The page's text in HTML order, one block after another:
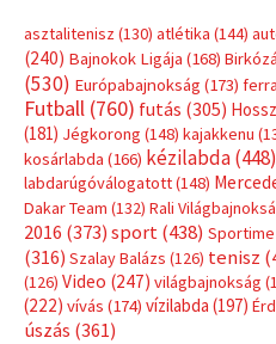
asztalitenisz (130) atlétika (144)
(240) Bajnokok Ligája (168)
(530) Európabajnokság (173)
Futball (760) futás (305)
(181) Jégkorong (148) kajakkenu
kosárlabda (166) kézilabda(448)
labdarúgóválogatott(148)
Dakar Team (132) Rali
2016 (373) sport(438)
(316) Szalay Balázs (126) tenisz
(126) Video (247) világbajnokság
(222) vívás (174) vízilabda (197)
úszás (361)